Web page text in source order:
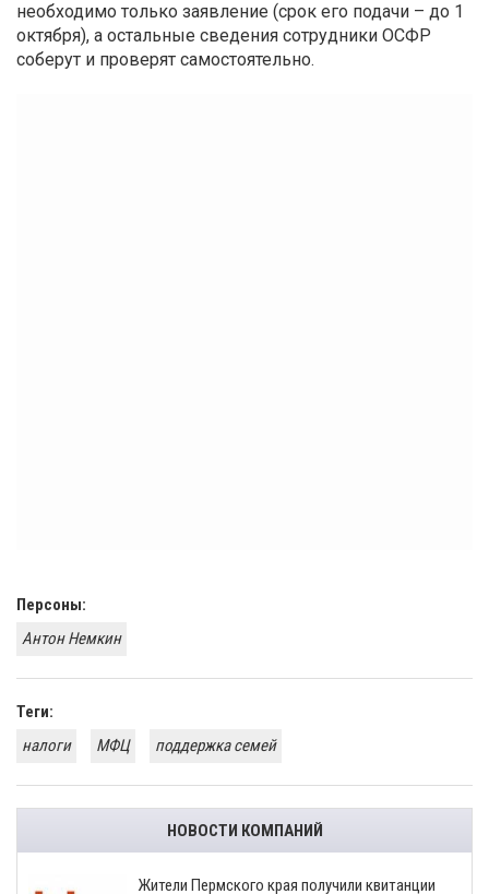
необходимо только заявление (срок его подачи – до 1
октября), а остальные сведения сотрудники ОСФР
соберут и проверят самостоятельно.
Персоны:
Антон Немкин
Теги:
налоги
МФЦ поддержка семей
НОВОСТИ КОМПАНИЙ
​Жители Пермского края получили квитанции